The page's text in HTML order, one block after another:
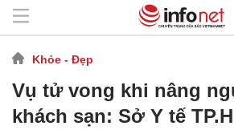
Khỏe - Đẹp
Vụ tử vong khi nâng
khách sạn: Sở Y tế